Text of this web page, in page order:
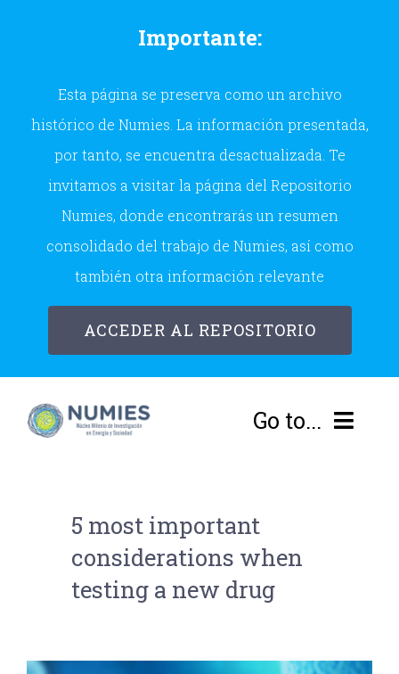
Importante:
Esta página se preserva como un archivo
histórico de Numies. La información presentada,
por tanto, se encuentra desactualizada. Te
invitamos a visitar la página del Repositorio
Numies, donde encontrarás un resumen
consolidado del trabajo de Numies, así como
también otra información relevante
ACCEDER AL REPOSITORIO
Go to...
Sobre Numies
Enfoque
5 most important
considerations when
testing a new drug